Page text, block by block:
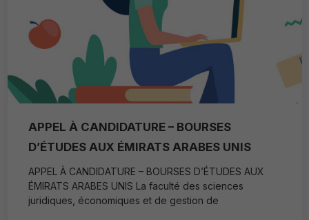
APPEL À CANDIDATURE – BOURSES
D’ÉTUDES AUX ÉMIRATS ARABES UNIS
APPEL À CANDIDATURE – BOURSES D’ÉTUDES AUX
ÉMIRATS ARABES UNIS La faculté des sciences
juridiques, économiques et de gestion de